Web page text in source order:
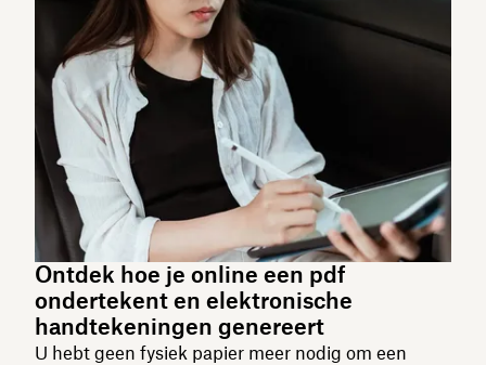
Ontdek hoe je online een pdf
ondertekent en elektronische
handtekeningen genereert
U hebt geen fysiek papier meer nodig om een